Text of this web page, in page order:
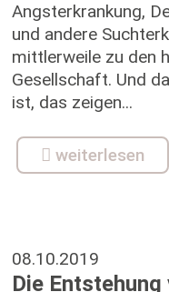
Angsterkrankung,
und andere
mittlerweile zu den
Gesellschaft. Und
ist, das zeigen...
weiterlesen
08.10.2019
Die Entstehung